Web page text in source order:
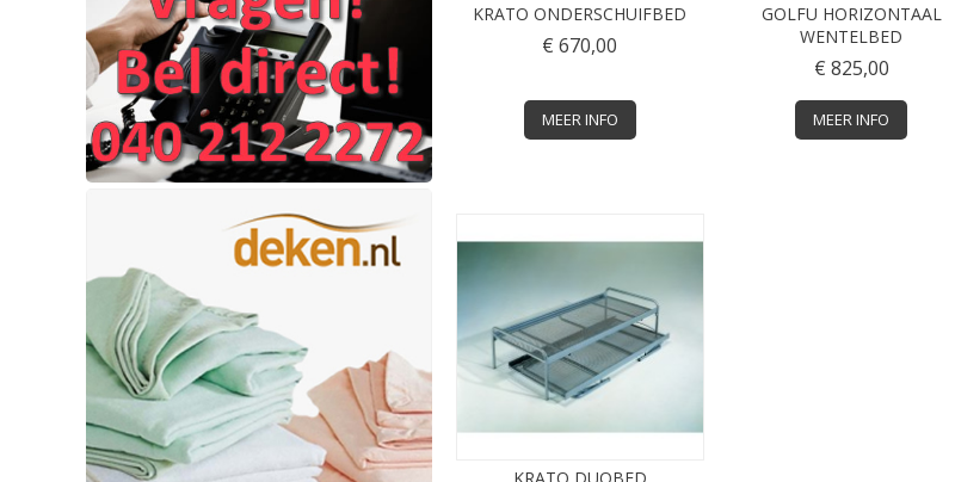
KRATO ONDERSCHUIFBED
€ 670,00
MEER INFO
GOLFU HORIZONTAAL
WENTELBED
€ 825,00
MEER INFO